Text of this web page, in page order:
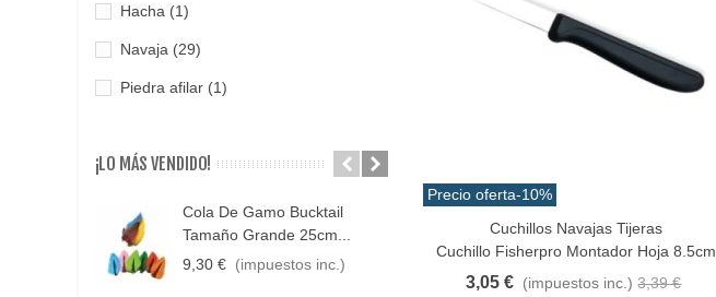
Hacha (1)
Navaja (29)
Piedra afilar (1)
¡LO MÁS VENDIDO!
Cola De Gamo Bucktail
Tamaño Grande 25cm...
9,30 € (impuestos inc.)
Cangrejo Juyona Natural
Cocido Pack 30pcs Aprox.
(impuestos inc.)
11,47 €
-10%
Precio oferta-10%
Añadir Al Carrito
Cuchillos Navajas Tijeras
Cuchillo Fisherpro Montador Hoja 8.5cm
3,05 € (impuestos inc.) 3,39 €